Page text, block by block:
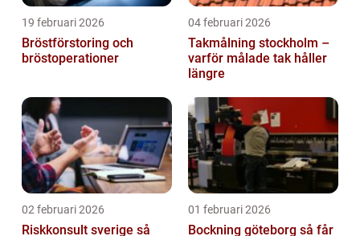
19 februari 2026
Bröstförstoring och
bröstoperationer
04 februari 2026
Takmålning stockholm –
varför målade tak håller
längre
02 februari 2026
Riskkonsult sverige så
01 februari 2026
Bockning göteborg så får